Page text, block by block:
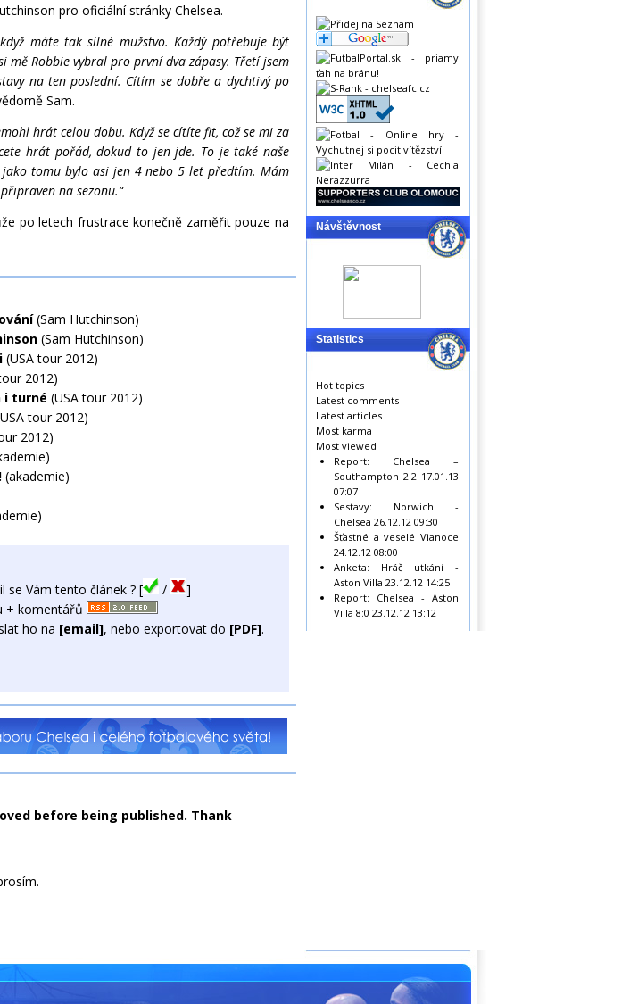
pro oficiální stránky Chelsea.
máte tak silné mužstvo. Každý potřebuje být
mě Robbie vybral pro první dva zápasy. Třetí jsem
na ten poslední. Cítím se dobře a dychtivý po
Sam.
hrát celou dobu. Když se cítíte fit, což se mi za
hrát pořád, dokud to jen jde. To je také naše
tomu bylo asi jen 4 nebo 5 let předtím. Mám
na sezonu.“
po letech frustrace konečně zaměřit pouze na
(Sam Hutchinson)
(Sam Hutchinson)
(USA tour 2012)
2012)
i turné (USA tour 2012)
tour 2012)
2012)
(akademie)
se Vám tento článek ? [ /
]
+ komentářů
ho na [email], nebo exportovat do [PDF].
before being published. Thank
Návštěvnost
Statistics
Hot topics
Latest comments
Latest articles
Most karma
Most viewed
Report: Chelsea –
Southampton 2:2 17.01.13
07:07
Sestavy: Norwich -
Chelsea 26.12.12 09:30
Šťastné a veselé Vianoce
24.12.12 08:00
Anketa: Hráč utkání -
Aston Villa 23.12.12 14:25
Report: Chelsea - Aston
Villa 8:0 23.12.12 13:12